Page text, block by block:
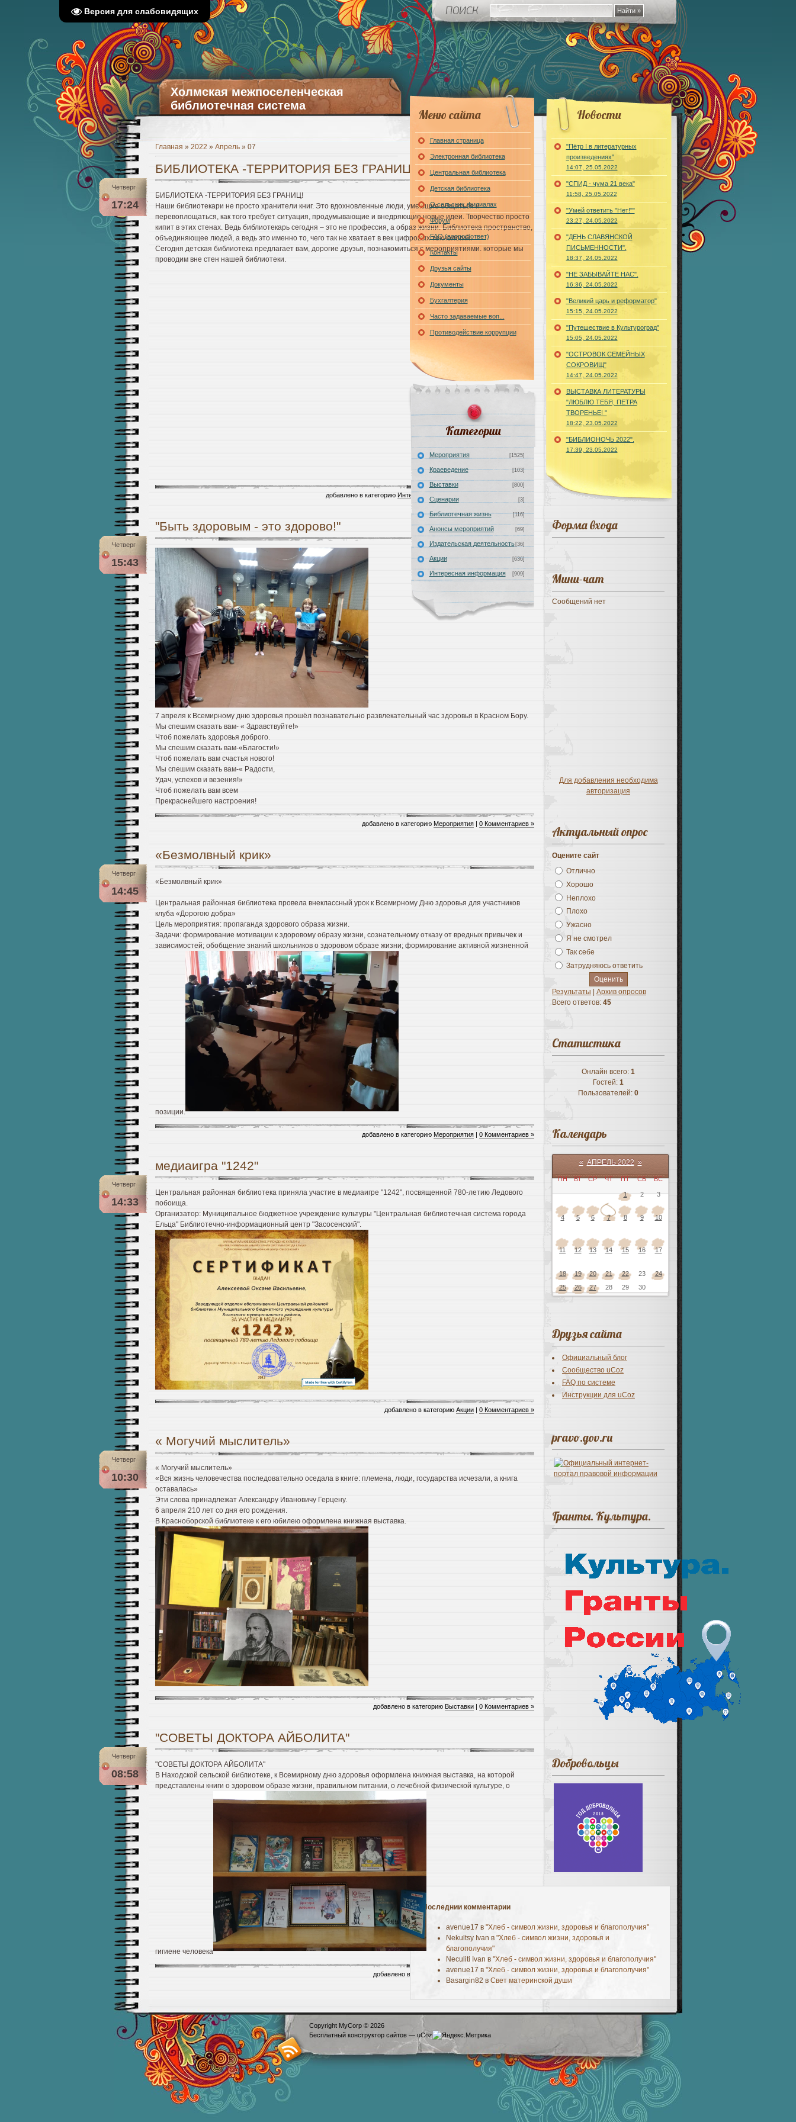
Версия для слабовидящих
Холмская межпоселенческая
библиотечная система
Главная » 2022 » Апрель » 07
БИБЛИОТЕКА -ТЕРРИТОРИЯ БЕЗ ГРАНИЦ!
Четверг
17:24
БИБЛИОТЕКА -ТЕРРИТОРИЯ БЕЗ ГРАНИЦ!
Наши библиотекари не просто хранители книг. Это вдохновленные люди, умеющие общаться и
перевоплощаться, как того требует ситуация, продумывающие и внедряющие новые идеи. Творчество просто
кипит в этих стенах. Ведь библиотекарь сегодня – это не профессия, а образ жизни. Библиотека пространство,
объединяющее людей, а ведь это именно то, чего так не хватает в век цифровых технологий.
Сегодня детская библиотека предлагает вам, дорогие друзья, познакомиться с мероприятиями. которые мы
проводим вне стен нашей библиотеки.
добавлено в категорию Интересная информация
"Быть здоровым - это здорово!"
Четверг
15:43
7 апреля к Всемирному дню здоровья прошёл познавательно развлекательный час здоровья в Красном Бору.
Мы спешим сказать вам- « Здравствуйте!»
Чтоб пожелать здоровья доброго.
Мы спешим сказать вам-«Благости!»
Чтоб пожелать вам счастья нового!
Мы спешим сказать вам-« Радости,
Удач, успехов и везения!»
Чтоб пожелать вам всем
Прекраснейшего настроения!
добавлено в категорию Мероприятия | 0 Комментариев »
«Безмолвный крик»
Четверг
14:45
«Безмолвный крик»
Центральная районная библиотека провела внеклассный урок к Всемирному Дню здоровья для участников
клуба «Дорогою добра»
Цель мероприятия: пропаганда здорового образа жизни.
Задачи: формирование мотивации к здоровому образу жизни, сознательному отказу от вредных привычек и
зависимостей; обобщение знаний школьников о здоровом образе жизни; формирование активной жизненной
позиции.
добавлено в категорию Мероприятия | 0 Комментариев »
медиаигра "1242"
Четверг
14:33
Центральная районная библиотека приняла участие в медиаигре "1242", посвященной 780-летию Ледового
побоища.
Организатор: Муниципальное бюджетное учреждение культуры "Центральная библиотечная система города
Ельца" Библиотечно-информационный центр "Засосенский".
добавлено в категорию Акции | 0 Комментариев »
« Могучий мыслитель»
Четверг
10:30
« Могучий мыслитель»
«Вся жизнь человечества последовательно оседала в книге: племена, люди, государства исчезали, а книга
оставалась»
Эти слова принадлежат Александру Ивановичу Герцену.
6 апреля 210 лет со дня его рождения.
В Красноборской библиотеке к его юбилею оформлена книжная выставка.
добавлено в категорию Выставки | 0 Комментариев »
"СОВЕТЫ ДОКТОРА АЙБОЛИТА"
Четверг
08:58
"СОВЕТЫ ДОКТОРА АЙБОЛИТА"
В Находской сельской библиотеке, к Всемирному дню здоровья оформлена книжная выставка, на которой
представлены книги о здоровом образе жизни, правильном питании, о лечебной физической культуре, о
гигиене человека
добавлено в категорию Выставки | 0 Комментариев »
Меню сайта
Главная страница
Электронная библиотека
Центральная библиотека
Детская библиотека
О сельских филиалах
Форум
FAQ (вопрос/ответ)
Контакты
Друзья сайты
Документы
Бухгалтерия
Часто задаваемые воп...
Противодействие коррупции
Категории
Мероприятия [1525]
Краеведение [103]
Выставки [800]
Сценарии [3]
Библиотечная жизнь [116]
Анонсы мероприятий [69]
Издательская деятельность [36]
Акции [636]
Интересная информация [909]
Новости
"Пётр I в литературных
произведениях"
14:07, 25.05.2022
"СПИД - чума 21 века"
11:58, 25.05.2022
"Умей ответить "Нет!""
23:27, 24.05.2022
"ДЕНЬ СЛАВЯНСКОЙ
ПИСЬМЕННОСТИ".
18:37, 24.05.2022
"НЕ ЗАБЫВАЙТЕ НАС".
16:36, 24.05.2022
"Великий царь и реформатор"
15:15, 24.05.2022
"Путешествие в Культуроград"
15:05, 24.05.2022
"ОСТРОВОК СЕМЕЙНЫХ
СОКРОВИЩ"
14:47, 24.05.2022
ВЫСТАВКА ЛИТЕРАТУРЫ
"ЛЮБЛЮ ТЕБЯ, ПЕТРА
ТВОРЕНЬЕ! "
18:22, 23.05.2022
"БИБЛИОНОЧЬ 2022".
17:39, 23.05.2022
Форма входа
Мини-чат
Для добавления необходима
авторизация
Актуальный опрос
Оцените сайт
Отлично
Хорошо
Неплохо
Плохо
Ужасно
Я не смотрел
Так себе
Затрудняюсь ответить
Результаты | Архив опросов
Всего ответов: 45
Статистика
Онлайн всего: 1
Гостей: 1
Пользователей: 0
Календарь
« АПРЕЛЬ 2022 »
ПН ВТ СР ЧТ ПТ СБ ВС
1 2 3
4 5 6 7 8 9 10
11 12 13 14 15 16 17
18 19 20 21 22 23
24
25
26 27 28 29 30
Друзья сайта
Официальный блог
Сообщество uCoz
FAQ по системе
Инструкции для uCoz
pravo.gov.ru
Гранты. Культура.
Добровольцы
Последнии комментарии
avenue17 в "Хлеб - символ жизни, здоровья и благополучия"
Nekultsy Ivan в "Хлеб - символ жизни, здоровья и
благополучия"
Neculiti Ivan в "Хлеб - символ жизни, здоровья и благополучия"
avenue17 в "Хлеб - символ жизни, здоровья и благополучия"
Basargin82 в Свет материнской души
Copyright MyCorp © 2026
Бесплатный конструктор сайтов — uCoz